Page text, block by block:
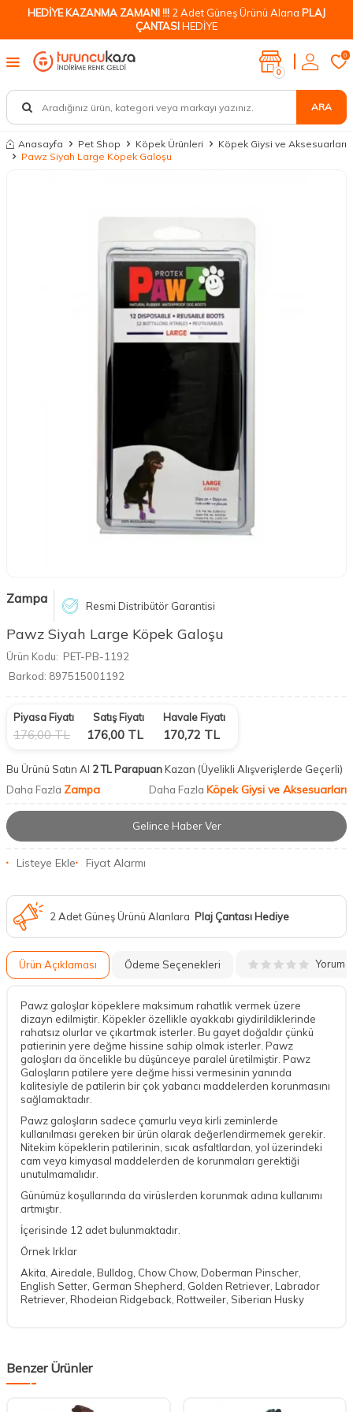
HEDİYE KAZANMA ZAMANI !!! 2 Adet Güneş Ürünü Alana PLAJ
ÇANTASIHEDİYE
ARA
0
0
Anasayfa Pet Shop Köpek Ürünleri
Köpek Giysi ve Aksesuarları
Pawz Siyah Large Köpek Galoşu
Zampa Resmi Distribütör Garantisi
Pawz Siyah Large Köpek Galoşu
Ürün Kodu: PET-PB-1192
Barkod: 897515001192
Piyasa Fiyatı
176,00TL
Satış Fiyatı
176,00 TL
Havale Fiyatı
170,72 TL
Bu Ürünü Satın Al 2 TL ParapuanKazan (Üyelikli Alışverişlerde Geçerli)
Daha Fazla Zampa Daha Fazla Köpek Giysi ve Aksesuarları
Gelince Haber Ver
Listeye Ekle Fiyat Alarmı
2 Adet Güneş Ürünü Alanlara Plaj Çantası Hediye
Ürün Açıklaması Ödeme Seçenekleri Yorum
Pawz galoşlar köpeklere maksimum rahatlık vermek üzere
dizayn edilmiştir. Köpekler özellikle ayakkabı giydirildiklerinde
rahatsız olurlar ve çıkartmak isterler. Bu gayet doğaldır çünkü
patierinin yere değme hissine sahip olmak isterler. Pawz
galoşları da öncelikle bu düşünceye paralel üretilmiştir. Pawz
Galoşların patilere yere değme hissi vermesinin yanında
kalitesiyle de patilerin bir çok yabancı maddelerden korunmasını
sağlamaktadır.
Pawz galoşların sadece çamurlu veya kirli zeminlerde
kullanılması gereken bir ürün olarak değerlendirmemek gerekir.
Nitekim köpeklerin patilerinin, sıcak asfaltlardan, yol üzerindeki
cam veya kimyasal maddelerden de korunmaları gerektiği
unutulmamalıdır.
Günümüz koşullarında da virüslerden korunmak adına kullanımı
artmıştır.
İçerisinde 12 adet bulunmaktadır.
Örnek Irklar
Akita, Airedale, Bulldog, Chow Chow, Doberman Pinscher,
English Setter, German Shepherd, Golden Retriever, Labrador
Retriever, Rhodeian Ridgeback, Rottweiler, Siberian Husky
Benzer Ürünler